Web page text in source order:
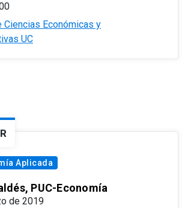
Ciencias Económicas y
UC
Aplicada
PUC-Economía
de 2019